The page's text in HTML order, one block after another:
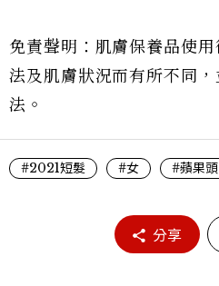
免責聲明：肌膚保養品使
法及肌膚狀況而有所不同
法。
#2021短髮 #女 #蘋果頭
分享